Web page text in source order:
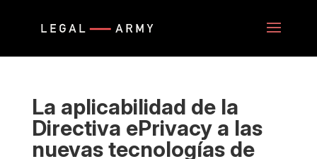
La aplicabilidad de la
Directiva ePrivacy a las
nuevas tecnologías de